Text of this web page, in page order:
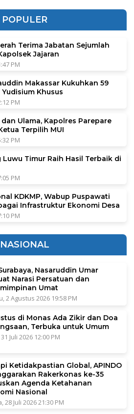
POPULER
Terima Jabatan Sejumlah
Jajaran
PM
Makassar Kukuhkan 59
Khusus
PM
Ulama, Kapolres Parepare
Terpilih MUI
PM
Timur Raih Hasil Terbaik di
PM
KDKMP, Wabup Puspawati
Infrastruktur Ekonomi Desa
PM
NASIONAL
Nasaruddin Umar
Narasi Persatuan dan
Umat
2 Agustus 2026 19:58 PM
di Monas Ada Zikir dan Doa
Terbuka untuk Umum
Juli 2026 12:00 PM
Ketidakpastian Global, APINDO
Rakerkonas ke-35
Agenda Ketahanan
Nasional
28 Juli 2026 21:30 PM